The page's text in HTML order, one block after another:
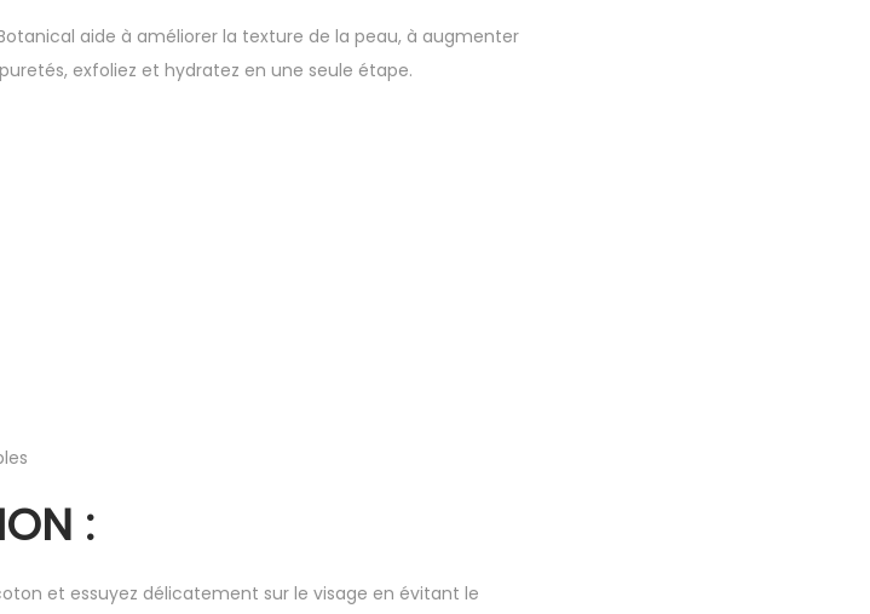
aide à améliorer la texture de la peau, à augmenter
exfoliez et hydratez en une seule étape.
:
et essuyez délicatement sur le visage en évitant le